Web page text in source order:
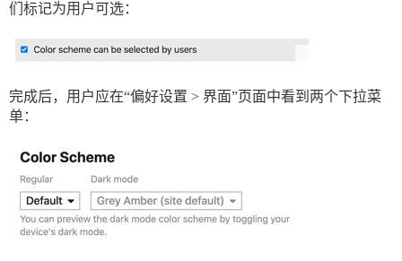
们标记为用户可选：
完成后，用户应在“偏好设置 > 界面”页面中看到两个下拉菜
单：